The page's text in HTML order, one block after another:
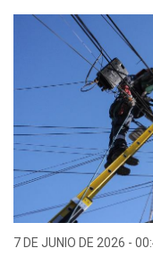
7 DE JUNIO DE 2026 -